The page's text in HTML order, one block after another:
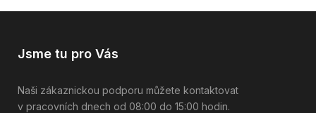
Jsme tu pro Vás
Naši zákaznickou podporu můžete kontaktovat
v pracovních dnech od 08:00 do 15:00 hodin.